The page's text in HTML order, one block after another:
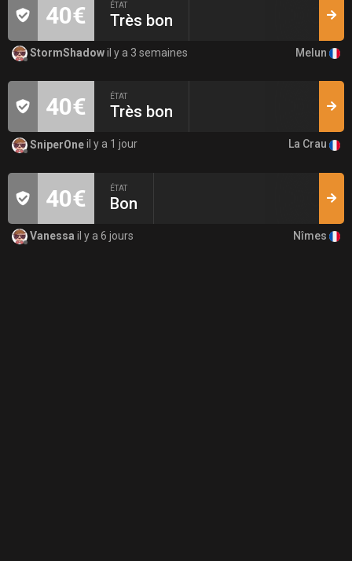
40€ ÉTAT
Très bon
StormShadowil y a 3 semaines Melun
40€ ÉTAT
Très bon
SniperOneil y a 1 jour La Crau
40€ ÉTAT
Bon
Vanessa il y a 6 jours Nîmes